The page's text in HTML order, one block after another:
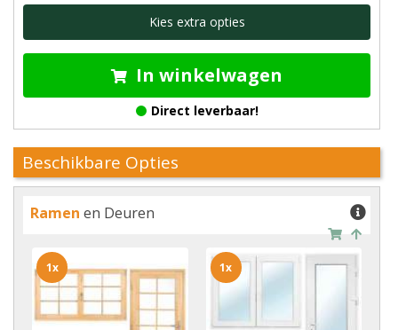
Kies extra opties
In winkelwagen
Direct leverbaar!
Beschikbare Opties
Ramen en Deuren
1x 1x